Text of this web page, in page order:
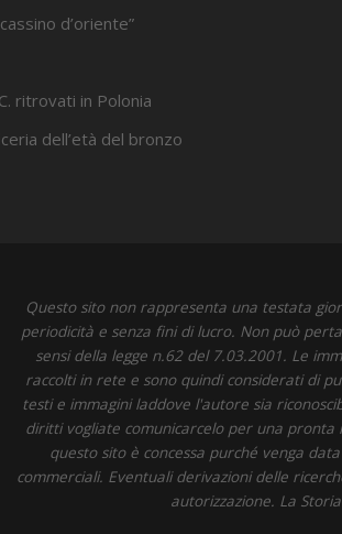
d’oriente”
ritrovati in Polonia
dell’età del bronzo
Questo sito non rappresenta una testata
periodicità e senza fini di lucro. Non può
sensi della legge n.62 del 7.03.2001. Le
raccolti in rete e sono quindi considerati di
testi e immagini laddove l'autore sia
diritti vogliate comunicarcelo per una pronta
questo sito è concessa purché venga
commerciali. Eventuali derivazioni delle
autorizzazione. La